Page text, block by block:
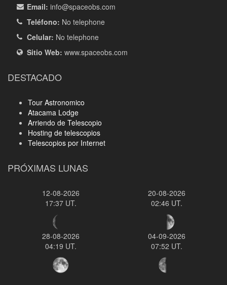
Email: info@spaceobs.com
Teléfono: No telephone
Celular: No telephone
Sitio Web: www.spaceobs.com
DESTACADO
Tour Astronomico
Atacama Lodge
Arriendo de Telescopio
Hosting de telescopios
Telescopios por Internet
PRÓXIMAS LUNAS
12-08-2026
17:37 UT.
20-08-2026
02:46 UT.
28-08-2026
04:19 UT.
04-09-2026
07:52 UT.